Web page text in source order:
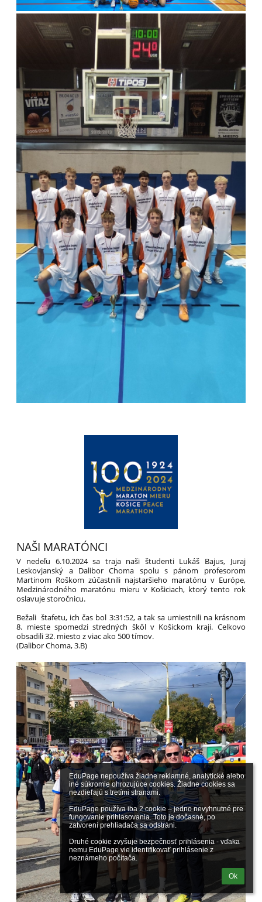
EduPage nepoužíva žiadne reklamné, analytické alebo
iné súkromie ohrozujúce cookies. Žiadne cookies sa
nezdieľajú s tretími stranami.
EduPage používa iba 2 cookie – jedno nevyhnutné pre
fungovanie prihlasovania. Toto je dočasné, po
zatvorení prehliadača sa odstráni.
Druhé cookie zvyšuje bezpečnosť prihlásenia - vďaka
nemu EduPage vie identifikovať prihlásenie z
neznámeho počítača.
Ok
NAŠI MARATÓNCI
V nedeľu 6.10.2024 sa traja naši študenti Lukáš Bajus, Juraj
Leskovjanský a Dalibor Choma spolu s pánom profesorom
Martinom Roškom zúčastnili najstaršieho maratónu v Európe,
Medzinárodného maratónu mieru v Košiciach, ktorý tento rok
oslavuje storočnicu.
Bežali štafetu, ich čas bol 3:31:52, a tak sa umiestnili na krásnom
8. mieste spomedzi stredných škôl v Košickom kraji. Celkovo
obsadili 32. miesto z viac ako 500 tímov.
(Dalibor Choma, 3.B)